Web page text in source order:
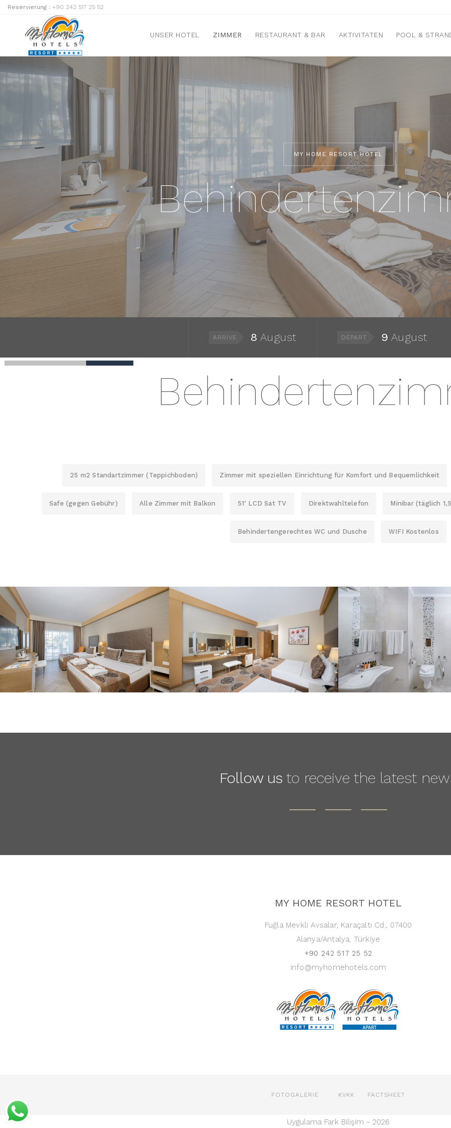
Reservierung : +90 242 517 25 52
UNSER HOTEL ZIMMER RESTAURANT & BAR AKTIVITATEN POOL &
MY HOME RESORT HOTEL
ARRIVE 8 August DEPART 9 August
25 m2 Standartzimmer (Teppichboden) Zimmer mit speziellen Einrichtung für Komfort und Bequemlichkeit
Safe (gegen Gebühr) Alle Zimmer mit Balkon 51‘ LCD Sat TV Direktwahltelefon Minibar (täglich
Behindertengerechtes WC und Dusche WIFI Kostenlos
Follow usto receive the latest
MY HOME RESORT HOTEL
Fuğla Mevkli Avsalar, Karaçaltı Cd., 07400
Alanya/Antalya, Türkiye
+90 242 517 25 52
info@myhomehotels.com
FOTOGALERIE KVKK FACTSHEET
Uygulama Fark Bilişim - 2026